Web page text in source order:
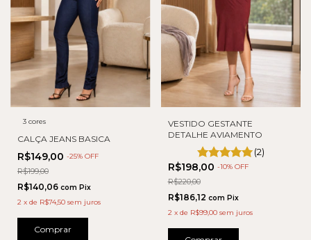
3 cores
CALÇA JEANS BASICA
R$149,00 -25% OFF
R$199,00
R$140,06 com Pix
2 x de R$74,50 sem juros
Comprar
VESTIDO GESTANTE
DETALHE AVIAMENTO
(2)
R$198,00 -10% OFF
R$220,00
R$186,12 com Pix
2 x de R$99,00 sem juros